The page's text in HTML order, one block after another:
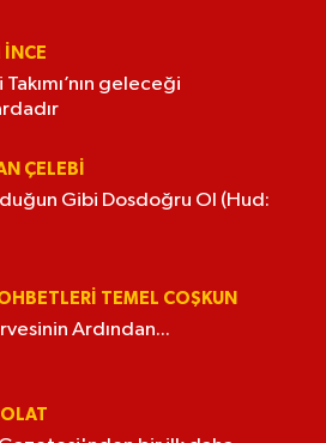
İNCE
geleceği
ÇELEBI
Gibi Dosdoğru Ol (Hud:
TEMEL COŞKUN
Ardından...